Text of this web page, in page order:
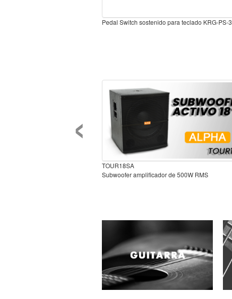
Pedal Switch sostenido para teclado KRG-PS-3
TOUR18SA
Subwoofer amplificador de 500W RMS
‹